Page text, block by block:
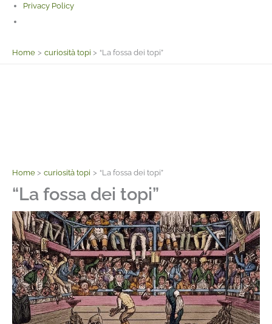
Privacy Policy
Home curiosità topi “La fossa dei topi”
Home curiosità topi “La fossa dei topi”
“La fossa dei topi”